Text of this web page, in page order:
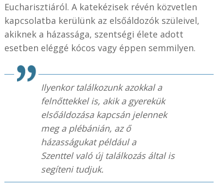
Eucharisztiáról. A katekézisek révén közvetlen
kapcsolatba kerülünk az elsőáldozók szüleivel,
akiknek a házassága, szentségi élete adott
esetben eléggé kócos vagy éppen semmilyen.
Ilyenkor találkozunk azokkal a
felnőttekkel is, akik a gyerekük
elsőáldozása kapcsán jelennek
meg a plébánián, az ő
házasságukat például a
Szenttel való új találkozás által is
segíteni tudjuk.